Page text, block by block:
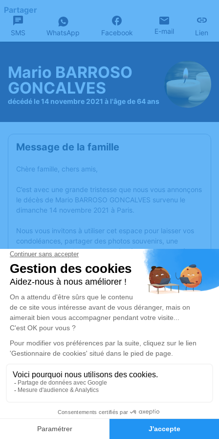
Faire-part Hommages
Partager
SMS WhatsApp Facebook E-mail Lien
Mario BARROSO
GONCALVES
décédé le 14 novembre 2021 à l'âge de 64 ans
Message de la famille
Chère famille, chers amis,
C’est avec une grande tristesse que nous vous annonçons
le décès de Mario BARROSO GONCALVES survenu le
dimanche 14 novembre 2021 à Paris.
Nous vous invitons à utiliser cet espace pour laisser vos
condoléances, partager des photos souvenirs, une
anecdote ou exprimer vos pensées à travers des poèmes
ou des textes. Cet endroit est un lieu d'expression dédié à
honorer la mémoire de Mario BARROSO GONCALVES.
Je rends hommage
Cérémonie religieuse
Ce service se déroulera dans l'intimité familiale
Je rends hommage
Déroulé des obsèques
Cérémonie religieuse